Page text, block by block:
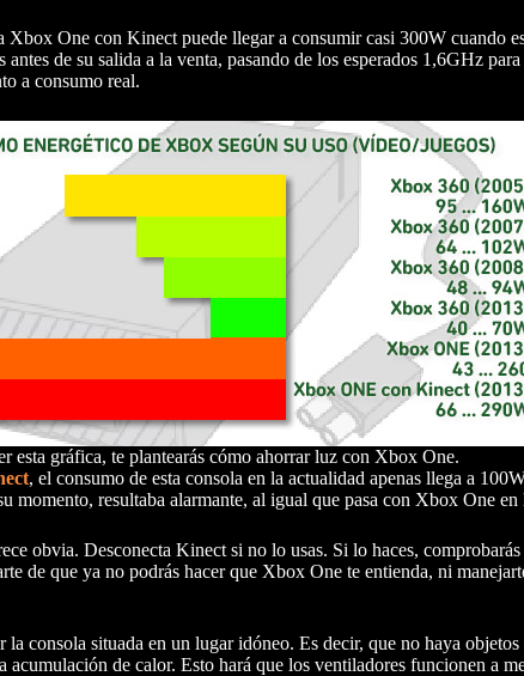
Xbox One con Kinect puede llegar a consumir casi 300W cuando
de su salida a la venta, pasando de los esperados 1,6GHz
a consumo real.
esta gráfica, te plantearás cómo ahorrar luz con Xbox One.
, el consumo de esta consola en la actualidad apenas llega a
momento, resultaba alarmante, al igual que pasa con Xbox One en
obvia. Desconecta Kinect si no lo usas. Si lo haces,
de que ya no podrás hacer que Xbox One te entienda, ni
la consola situada en un lugar idóneo. Es decir, que no haya
de calor. Esto hará que los ventiladores funcionen a